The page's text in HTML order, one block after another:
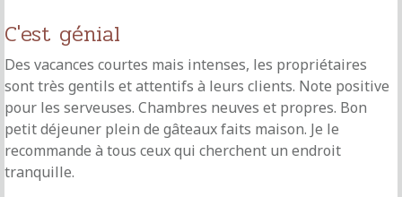
C'est génial
Des vacances courtes mais intenses, les propriétaires
sont très gentils et attentifs à leurs clients. Note positive
pour les serveuses. Chambres neuves et propres. Bon
petit déjeuner plein de gâteaux faits maison. Je le
recommande à tous ceux qui cherchent un endroit
tranquille.